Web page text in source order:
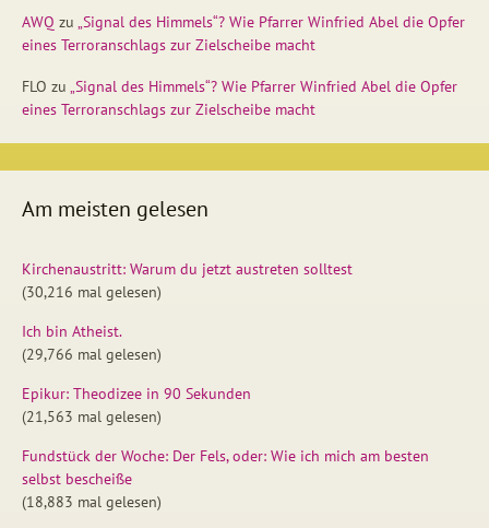
AWQ zu „Signal des Himmels“? Wie Pfarrer Winfried Abel die Opfer
eines Terroranschlags zur Zielscheibe macht
FLO zu „Signal des Himmels“? Wie Pfarrer Winfried Abel die Opfer
eines Terroranschlags zur Zielscheibe macht
Am meisten gelesen
Kirchenaustritt: Warum du jetzt austreten solltest
(30,216 mal gelesen)
Ich bin Atheist.
(29,766 mal gelesen)
Epikur: Theodizee in 90 Sekunden
(21,563 mal gelesen)
Fundstück der Woche: Der Fels, oder: Wie ich mich am besten
selbst bescheiße
(18,883 mal gelesen)